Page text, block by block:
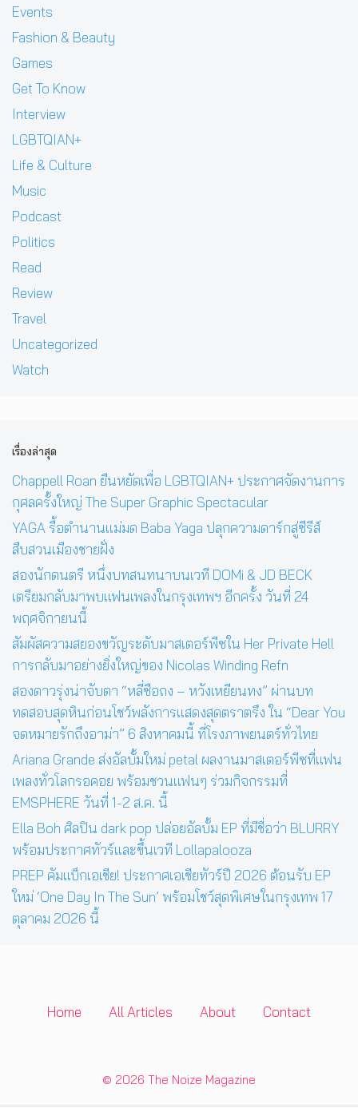
Events
Fashion & Beauty
Games
Get To Know
Interview
LGBTQIAN+
Life & Culture
Music
Podcast
Politics
Read
Review
Travel
Uncategorized
Watch
เรื่องล่าสุด
Chappell Roan ยืนหยัดเพื่อ LGBTQIAN+ ประกาศจัดงานการ
กุศลครั้งใหญ่ The Super Graphic Spectacular
YAGA รื้อตำนานแม่มด Baba Yaga ปลุกความดาร์กสู่ซีรีส์
สืบสวนเมืองชายฝั่ง
สองนักดนตรี หนึ่งบทสนทนาบนเวที DOMi & JD BECK
เตรียมกลับมาพบแฟนเพลงในกรุงเทพฯ อีกครั้ง วันที่ 24
พฤศจิกายนนี้
สัมผัสความสยองขวัญระดับมาสเตอร์พีซใน Her Private Hell
การกลับมาอย่างยิ่งใหญ่ของ Nicolas Winding Refn
สองดาวรุ่งน่าจับตา “หลี่ซือถง – หวังเหยียนทง” ผ่านบท
ทดสอบสุดหินก่อนโชว์พลังการแสดงสุดตราตรึง ใน “Dear You
จดหมายรักถึงอาม่า” 6 สิงหาคมนี้ ที่โรงภาพยนตร์ทั่วไทย
Ariana Grande ส่งอัลบั้มใหม่ petal ผลงานมาสเตอร์พีซที่แฟน
เพลงทั่วโลกรอคอย พร้อมชวนแฟนๆ ร่วมกิจกรรมที่
EMSPHERE วันที่ 1-2 ส.ค. นี้
Ella Boh ศิลปิน dark pop ปล่อยอัลบั้ม EP ที่มีชื่อว่า BLURRY
พร้อมประกาศทัวร์และขึ้นเวที Lollapalooza
PREP คัมแบ็กเอเชีย! ประกาศเอเชียทัวร์ปี 2026 ต้อนรับ EP
ใหม่ ‘One Day In The Sun’ พร้อมโชว์สุดพิเศษในกรุงเทพ 17
ตุลาคม 2026 นี้
Home All Articles About Contact
© 2026 The Noize Magazine